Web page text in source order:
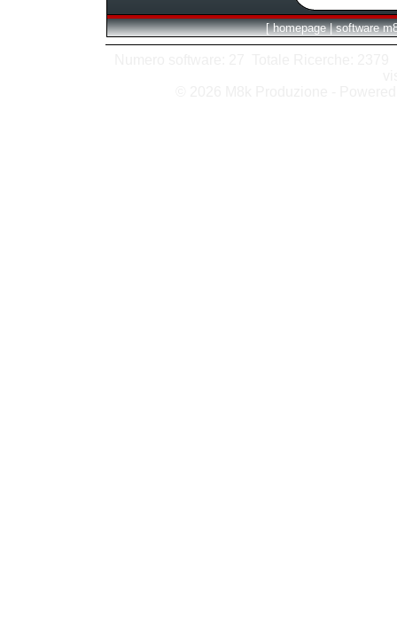
[ homepage | software